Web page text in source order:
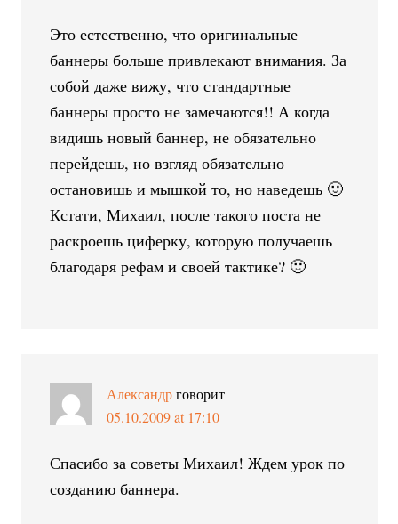
Это естественно, что оригинальные
баннеры больше привлекают внимания. За
собой даже вижу, что стандартные
баннеры просто не замечаются!! А когда
видишь новый баннер, не обязательно
перейдешь, но взгляд обязательно
остановишь и мышкой то, но наведешь 🙂
Кстати, Михаил, после такого поста не
раскроешь циферку, которую получаешь
благодаря рефам и своей тактике? 🙂
Александр говорит
05.10.2009 at 17:10
Спасибо за советы Михаил! Ждем урок по
созданию баннера.